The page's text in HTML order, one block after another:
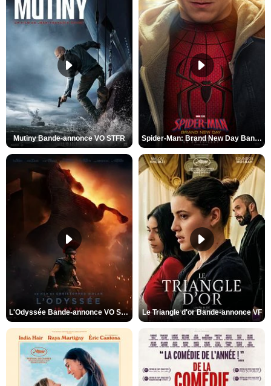
Mutiny Bande-annonce VO STFR Spider-Man: Brand New Day Bande-annonce VO STFR
L'Odyssée Bande-annonce VO STFR Le Triangle d'or Bande-annonce VF